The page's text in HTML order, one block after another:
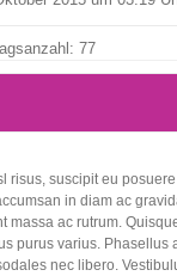
77
risus, suscipit eu
in diam ac
massa ac rutrum.
purus varius. Phasellus
nec libero.